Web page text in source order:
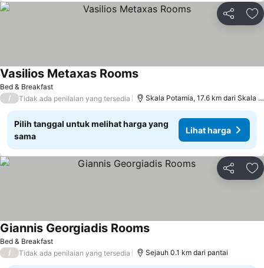
Bagikan
Bed & Breakfast
Vasilios Metaxas RoomsLihat harga
/ Tidak ada penilaian yang tersedia Skala Potamia, 17.6 km dari Skala
Pilih tanggal untuk melihat harga yang
sama
Lihat harga
Bagikan
Bed & Breakfast
Giannis Georgiadis RoomsLihat harga
/ Tidak ada penilaian yang tersedia Sejauh 0.1 km dari pantai